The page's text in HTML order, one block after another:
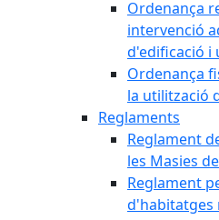
Ordenança
intervenció
d'edificació i
Ordenança
la utilització
Reglaments
Reglament
les Masies
Reglament
d'habitatges